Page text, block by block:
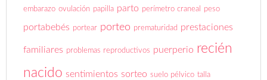
embarazo ovulación papilla parto perímetro craneal peso
portabebés portear porteo prematuridad prestaciones
familiares problemas reproductivos puerperio recién
nacido sentimientos sorteo suelo pélvico talla